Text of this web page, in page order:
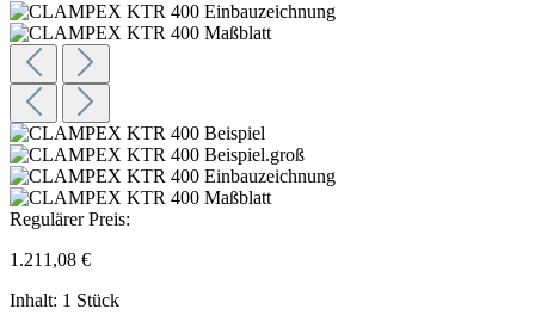
Regulärer Preis:
1.211,08 €
Inhalt: 1 Stück